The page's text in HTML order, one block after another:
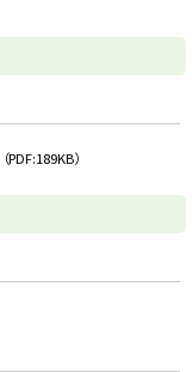
（PDF:189KB）